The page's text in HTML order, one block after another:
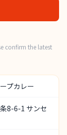
confirm the latest
プカレー
8-6-1 サンセ